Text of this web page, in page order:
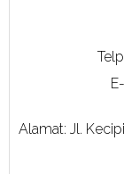
Alamat: Jl.